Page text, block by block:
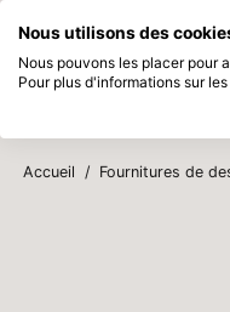
Passer au contenu
Accueil / Fournitures de
Nous utilisons des
Nous pouvons les placer pour
Pour plus d'informations sur